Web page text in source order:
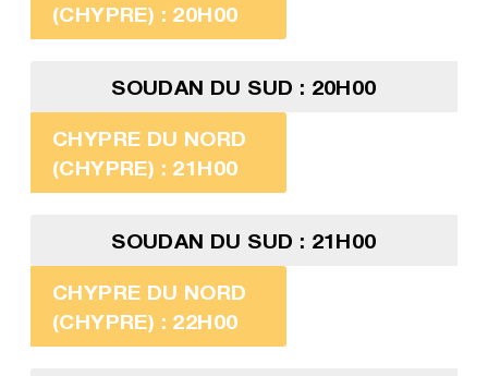
(CHYPRE) : 20H00
SOUDAN DU SUD : 20H00
CHYPRE DU NORD
(CHYPRE) : 21H00
SOUDAN DU SUD : 21H00
CHYPRE DU NORD
(CHYPRE) : 22H00